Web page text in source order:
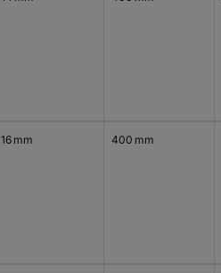
16 mm 400 mm